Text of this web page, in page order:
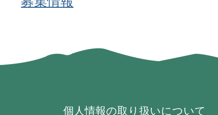
個人情報の取り扱いについて